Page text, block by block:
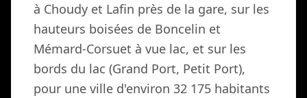
à Choudy et Lafin près de la gare, sur les
hauteurs boisées de Boncelin et
Mémard-Corsuet à vue lac, et sur les
bords du lac (Grand Port, Petit Port),
pour une ville d'environ 32 175 habitants